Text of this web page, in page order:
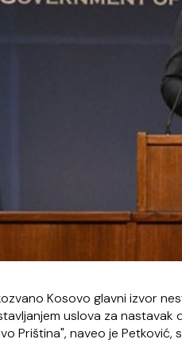
Kosovo glavni izvor
uslova za nastavak
Priština", naveo je Petković,